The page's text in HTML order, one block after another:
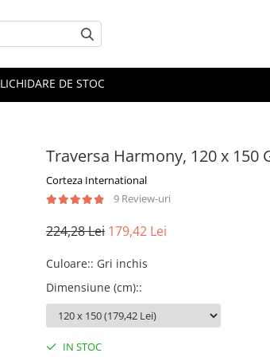
LICHIDARE DE STOC
Traversa Harmony, 120 x 150
Corteza International
9 Review-uri
224,28 Lei 179,42 Lei
Culoare:: Gri inchis
Dimensiune (cm)::
IN STOC